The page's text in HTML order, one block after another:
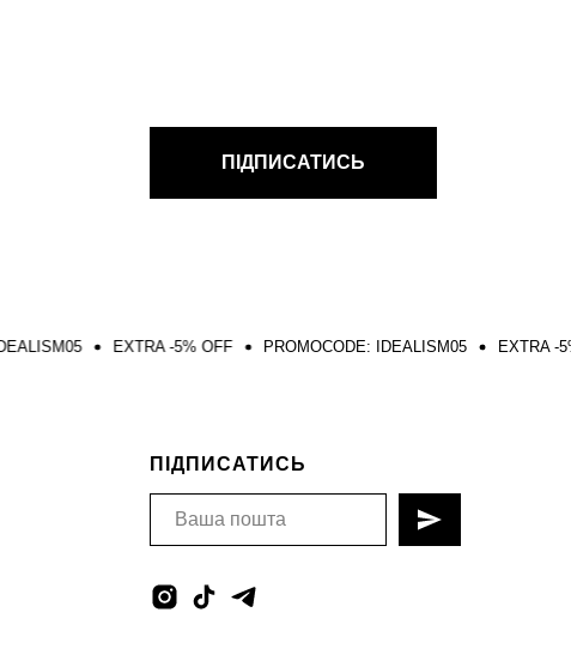
ПІДПИСАТИСЬ
EXTRA -5% OFF PROMOCODE: IDEALISM05 EXTRA -5% OFF
ПІДПИСАТИСЬ